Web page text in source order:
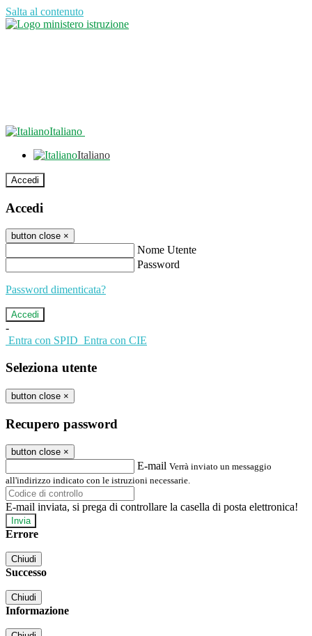
Salta al contenuto
Italiano
Italiano
Accedi
Accedi
button close ×
Nome Utente
Password
Password dimenticata?
-
Entra con SPID Entra con CIE
Seleziona utente
button close ×
Recupero password
button close ×
E-mail Verrà inviato un messaggio
all'indirizzo indicato con le istruzioni necessarie.
E-mail inviata, si prega di controllare la casella di posta elettronica!
Errore
Chiudi
Successo
Chiudi
Informazione